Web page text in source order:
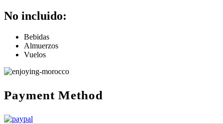
No incluido:
Bebidas
Almuerzos
Vuelos
Payment Method